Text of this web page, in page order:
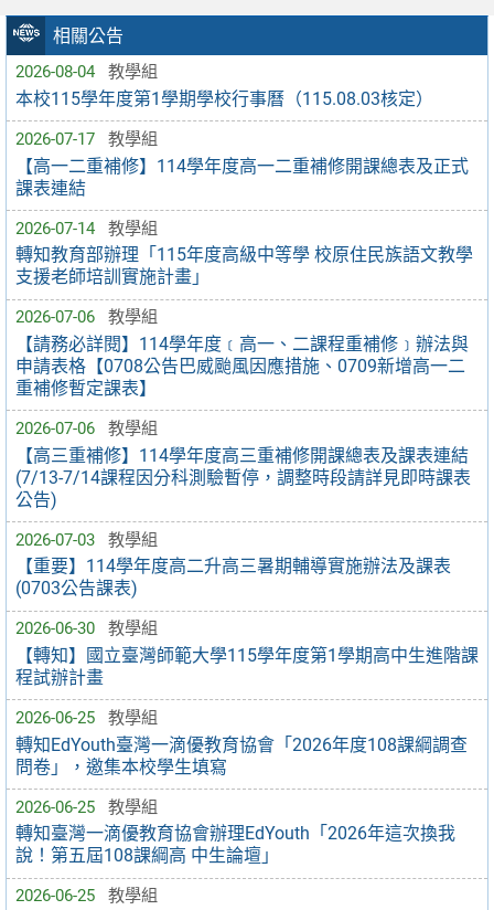
相關公告
2026-08-04 教學組
本校115學年度第1學期學校行事曆（115.08.03核定）
2026-07-17 教學組
【高一二重補修】114學年度高一二重補修開課總表及正式
課表連結
2026-07-14 教學組
轉知教育部辦理「115年度高級中等學 校原住民族語文教學
支援老師培訓實施計畫」
2026-07-06 教學組
【請務必詳閱】114學年度﹝高一、二課程重補修﹞辦法與
申請表格【0708公告巴威颱風因應措施、0709新增高一二
重補修暫定課表】
2026-07-06 教學組
【高三重補修】114學年度高三重補修開課總表及課表連結
(7/13-7/14課程因分科測驗暫停，調整時段請詳見即時課表
公告)
2026-07-03 教學組
【重要】114學年度高二升高三暑期輔導實施辦法及課表
(0703公告課表)
2026-06-30 教學組
【轉知】國立臺灣師範大學115學年度第1學期高中生進階課
程試辦計畫
2026-06-25 教學組
轉知EdYouth臺灣一滴優教育協會「2026年度108課綱調查
問卷」，邀集本校學生填寫
2026-06-25 教學組
轉知臺灣一滴優教育協會辦理EdYouth「2026年這次換我
說！第五屆108課綱高 中生論壇」
2026-06-25 教學組